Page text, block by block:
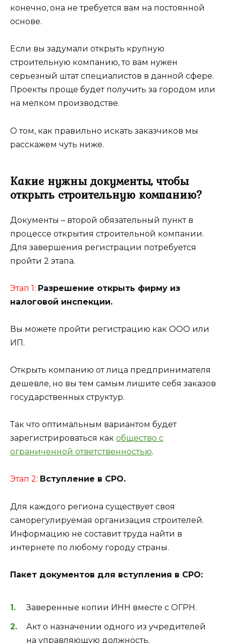
конечно, она не требуется вам на постоянной
основе.
Если вы задумали открыть крупную
строительную компанию, то вам нужен
серьезный штат специалистов в данной сфере.
Проекты проще будет получить за городом или
на мелком производстве.
О том, как правильно искать заказчиков мы
расскажем чуть ниже.
Какие нужны документы, чтобы
открыть строительную компанию?
Документы – второй обязательный пункт в
процессе открытия строительной компании.
Для завершения регистрации потребуется
пройти 2 этапа.
Этап 1: Разрешение открыть фирму из
налоговой инспекции.
Вы можете пройти регистрацию как ООО или
ИП.
Открыть компанию от лица предпринимателя
дешевле, но вы тем самым лишите себя заказов
государственных структур.
Так что оптимальным вариантом будет
зарегистрироваться как общество с
ограниченной ответственностью.
Этап 2: Вступление в СРО.
Для каждого региона существует своя
саморегулируемая организация строителей.
Информацию не составит труда найти в
интернете по любому городу страны.
Пакет документов для вступления в СРО:
Заверенные копии ИНН вместе с ОГРН.
Акт о назначении одного из учредителей
на управляющую должность.